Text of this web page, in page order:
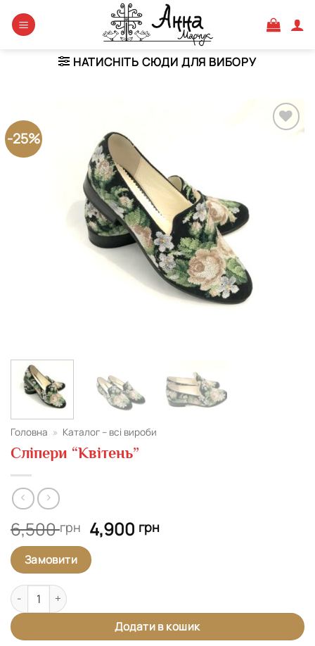
НАТИСНІТЬ СЮДИ ДЛЯ ВИБОРУ
-25%
Головна » Каталог – всі вироби
Сліпери “Квітень”
6,500грн Оригінальна
ціна:
6,500 грн.
4,900 грнПоточна
Замовити
Сліпери "Квітень" кількість
Додати в кошик